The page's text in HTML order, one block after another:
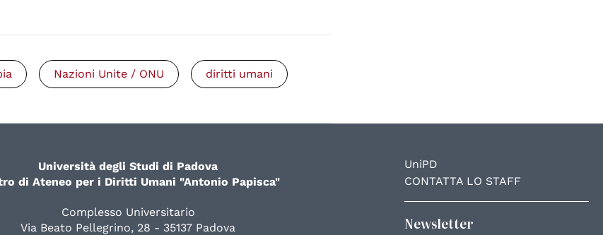
Nazioni Unite / ONU diritti umani
UniPD
CONTATTA LO STAFF
Newsletter
Università degli Studi di Padova
di Ateneo per i Diritti Umani "Antonio Papisca"
Complesso Universitario
Via Beato Pellegrino, 28 - 35137 Padova